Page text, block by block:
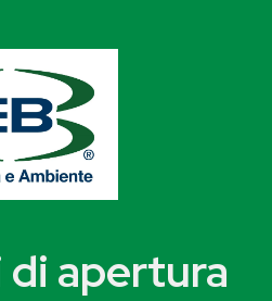
di apertura